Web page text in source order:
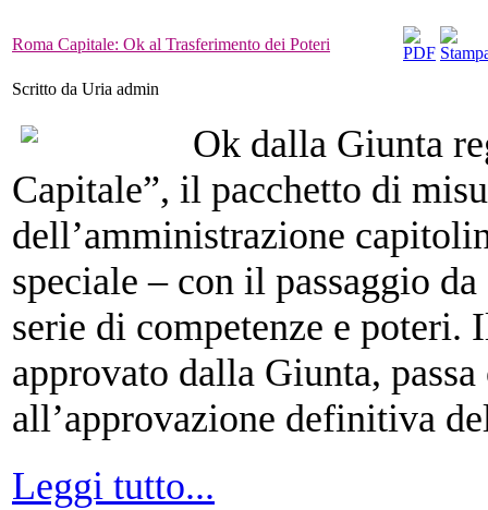
Roma Capitale: Ok al Trasferimento dei Poteri
Scritto da Uria admin
Ok dalla Giunta
Capitale”, il pacchetto di
dell’amministrazione
speciale – con il passaggio
serie di competenze e poteri.
approvato dalla Giunta, passa
all’approvazione definitiva
Leggi tutto...